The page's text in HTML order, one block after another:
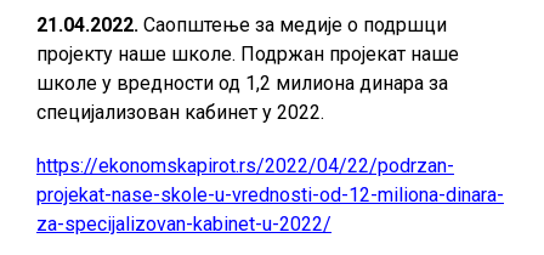
21.04.2022. Саопштење за медије о подршци
пројекту наше школе. Подржан пројекат наше
школе у вредности од 1,2 милиона динара за
специјализован кабинет у 2022.
https://ekonomskapirot.rs/2022/04/22/podrzan-
projekat-nase-skole-u-vrednosti-od-12-miliona-dinara-
za-specijalizovan-kabinet-u-2022/